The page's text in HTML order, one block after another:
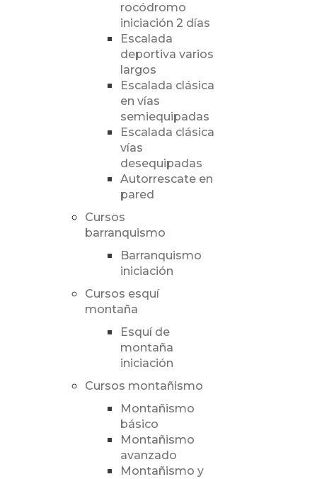
rocódromo
iniciación 2 días
Escalada
deportiva varios
largos
Escalada clásica
en vías
semiequipadas
Escalada clásica
vías
desequipadas
Autorrescate en
pared
Cursos
barranquismo
Barranquismo
iniciación
Cursos esquí
montaña
Esquí de
montaña
iniciación
Cursos montañismo
Montañismo
básico
Montañismo
avanzado
Montañismo y